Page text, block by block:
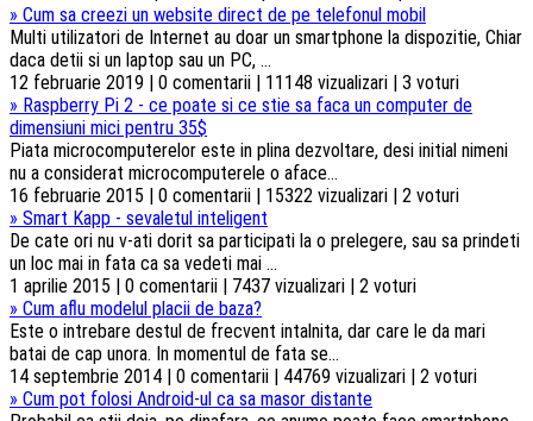
» Cum sa creezi un website direct de pe telefonul mobil
Multi utilizatori de Internet au doar un smartphone la dispozitie, Chiar
daca detii si un laptop sau un PC, ...
12 februarie 2019 | 0 comentarii | 11148 vizualizari | 3 voturi
» Raspberry Pi 2 - ce poate si ce stie sa faca un computer de
dimensiuni mici pentru 35$
Piata microcomputerelor este in plina dezvoltare, desi initial nimeni
nu a considerat microcomputerele o aface...
16 februarie 2015 | 0 comentarii | 15322 vizualizari | 2 voturi
» Smart Kapp - sevaletul inteligent
De cate ori nu v-ati dorit sa participati la o prelegere, sau sa prindeti
un loc mai in fata ca sa vedeti mai ...
1 aprilie 2015 | 0 comentarii | 7437 vizualizari | 2 voturi
» Cum aflu modelul placii de baza?
Este o intrebare destul de frecvent intalnita, dar care le da mari
batai de cap unora. In momentul de fata se...
14 septembrie 2014 | 0 comentarii | 44769 vizualizari | 2 voturi
» Cum pot folosi Android-ul ca sa masor distante